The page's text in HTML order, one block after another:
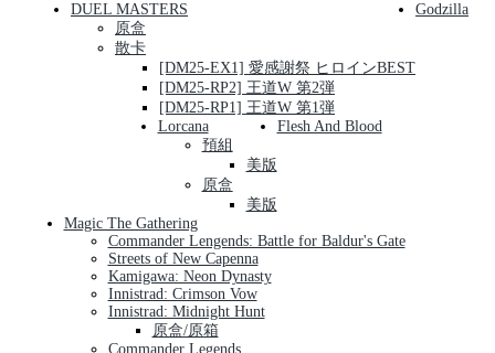
DUEL MASTERS
原盒
散卡
[DM25-EX1] 愛感謝祭 ヒロインBEST
[DM25-RP2] 王道W 第2弾
[DM25-RP1] 王道W 第1弾
Godzilla
Lorcana
預組
美版
原盒
美版
Flesh And Blood
Magic The Gathering
Commander Lengends: Battle for Baldur's Gate
Streets of New Capenna
Kamigawa: Neon Dynasty
Innistrad: Crimson Vow
Innistrad: Midnight Hunt
原盒/原箱
Commander Legends